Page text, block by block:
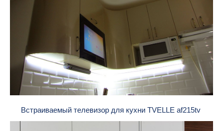
Встраиваемый телевизор для кухни TVELLE af215tv